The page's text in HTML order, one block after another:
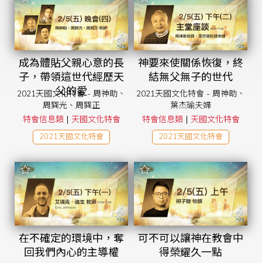
周巽正&蕭雅文
2024天國文化特會
2024兒童事工研習會
2024 兩性婚姻研習會
2024青吶特會
2024 屬靈商數研習會
周巽光
李協聰
晏信中 周巽正
2025青吶特會
2026智慧管家財務學
成為體貼父親心意的長
子，帶領這世代經歷天
父的愛
2021天國文化特會 - 周神助、
周巽光、周巽正
特會信息類 | 天國文化特會
2021天國文化特會
神要來使關係恢復，終
結無父無子的世代
2021天國文化特會 - 周神助、
葉杰瑜夫婦
特會信息類 | 天國文化特會
2021天國文化特會
在不確定的環境中，奪
回我們內心的主導權
可不可以讓神在教會中
得榮耀久一點